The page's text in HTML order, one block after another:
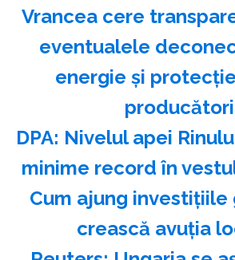
Vrancea cere
eventualele
energie şi
producători
DPA: Nivelul apei
minime record în
Cum ajung investițiile
crească avuția